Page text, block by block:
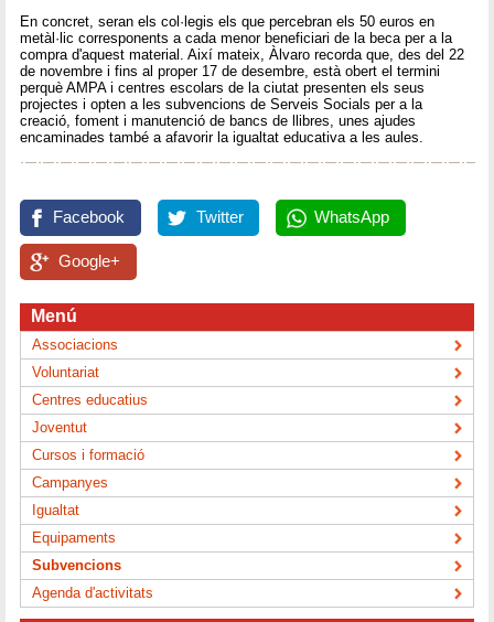
En concret, seran els col·legis els que percebran els 50 euros en
metàl·lic corresponents a cada menor beneficiari de la beca per a la
compra d'aquest material. Així mateix, Àlvaro recorda que, des del 22
de novembre i fins al proper 17 de desembre, està obert el termini
perquè AMPA i centres escolars de la ciutat presenten els seus
projectes i opten a les subvencions de Serveis Socials per a la
creació, foment i manutenció de bancs de llibres, unes ajudes
encaminades també a afavorir la igualtat educativa a les aules.
Facebook Twitter WhatsApp
Google+
Menú
Associacions
Voluntariat
Centres educatius
Joventut
Cursos i formació
Campanyes
Igualtat
Equipaments
Subvencions
Agenda d'activitats